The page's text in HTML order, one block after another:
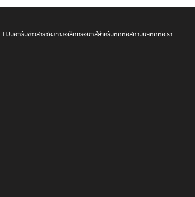
บอกรับข่าวสารช่องทางอิเล็กทรอนิกส์สำหรับติดต่อสถาบันฯติดต่อเรา